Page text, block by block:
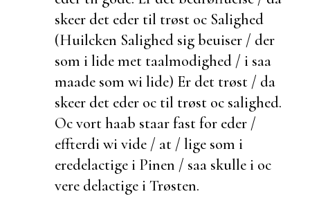
skeer det eder til trøst oc Salighed
(Huilcken Salighed sigbeuiser / der
som i lide met taalmodighed / i saa
maade som wi lide) Er det trøst / da
skeer det eder oc til trøst oc salighed.
Oc vort haab staarfast for eder /
effterdi wi vide / at / lige som i
eredelactige i Pinen / saa skulle i oc
vere delactige i Trøsten.